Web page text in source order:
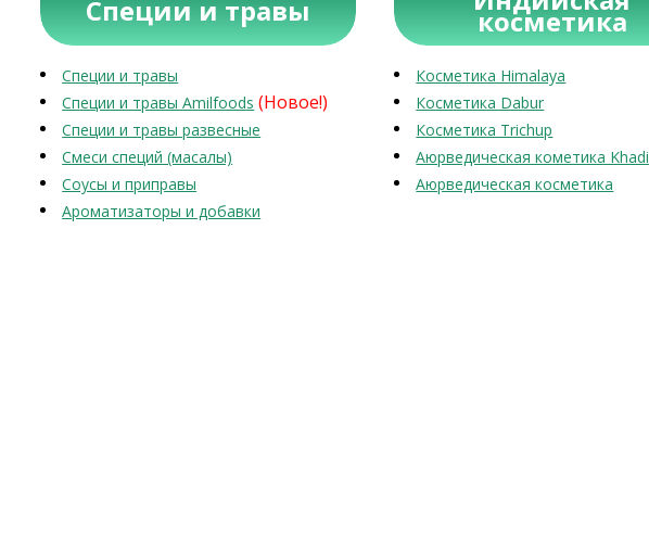
Специи и травы
Специи и травы
Специи и травы Amilfoods (Новое!)
Специи и травы развесные
Смеси специй (масалы)
Соусы и приправы
Ароматизаторы и добавки
косметика
Косметика Himalaya
Косметика Dabur
Косметика Trichup
Аюрведическая кометика Khadi
Аюрведическая косметика